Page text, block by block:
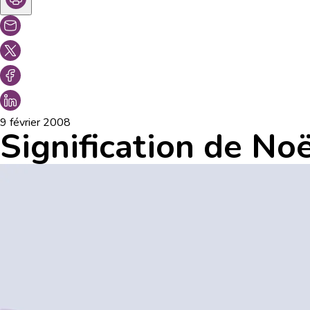
9 février 2008
Signification de